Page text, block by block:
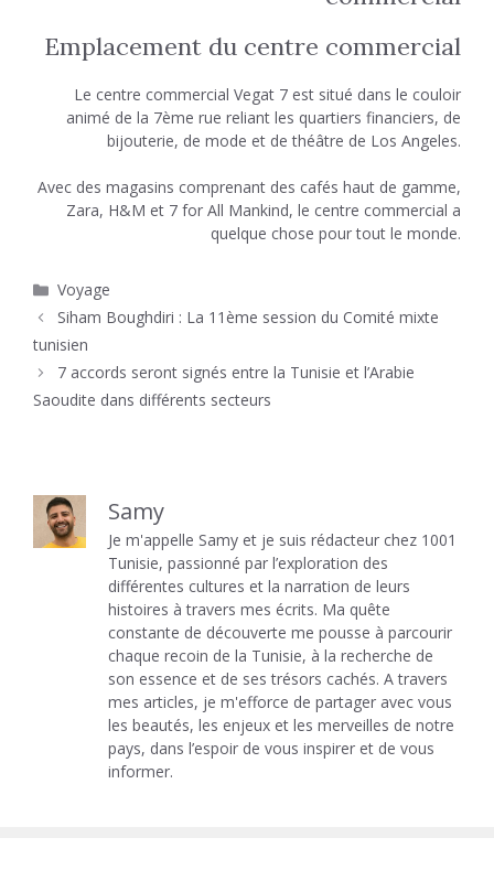
Emplacement du centre commercial
Le centre commercial Vegat 7 est situé dans le couloir
animé de la 7ème rue reliant les quartiers financiers, de
bijouterie, de mode et de théâtre de Los Angeles.
Avec des magasins comprenant des cafés haut de gamme,
Zara, H&M et 7 for All Mankind, le centre commercial a
quelque chose pour tout le monde.
Catégories
Voyage
Siham Boughdiri : La 11ème session du Comité mixte
tunisien
7 accords seront signés entre la Tunisie et l’Arabie
Saoudite dans différents secteurs
Samy
Je m'appelle Samy et je suis rédacteur chez 1001
Tunisie, passionné par l’exploration des
différentes cultures et la narration de leurs
histoires à travers mes écrits. Ma quête
constante de découverte me pousse à parcourir
chaque recoin de la Tunisie, à la recherche de
son essence et de ses trésors cachés. A travers
mes articles, je m'efforce de partager avec vous
les beautés, les enjeux et les merveilles de notre
pays, dans l’espoir de vous inspirer et de vous
informer.